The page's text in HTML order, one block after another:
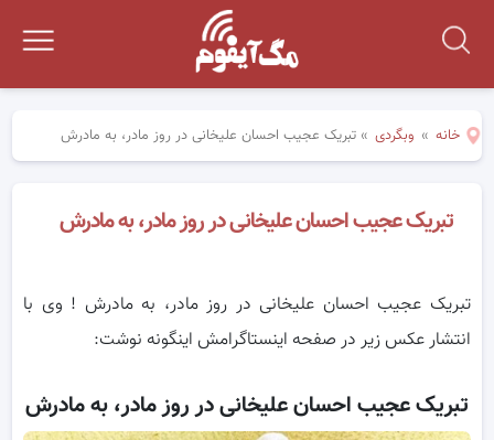
خانه » وبگردی »تبریک عجیب احسان علیخانی در روز مادر، به مادرش
تبریک عجیب احسان علیخانی در روز مادر، به مادرش
تبریک عجیب احسان علیخانی در روز مادر، به مادرش ! وی با
انتشار عکس زیر در صفحه اینستاگرامش اینگونه نوشت:
تبریک عجیب احسان علیخانی در روز مادر، به مادرش